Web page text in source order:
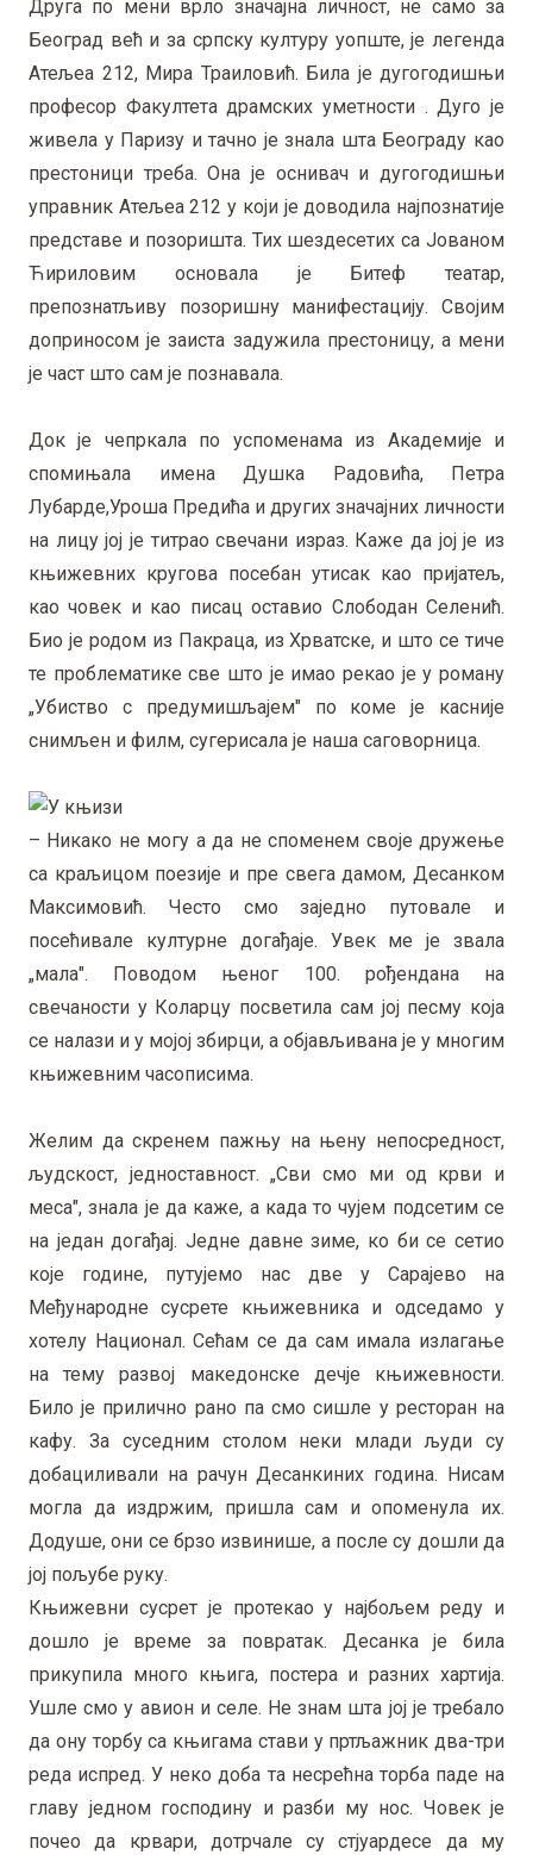
Друга по мени врло значајна личност, не само за
Београд већ и за српску културу уопште, је легенда
Атељеа 212, Мира Траиловић. Била је дугогодишњи
професор Факултета драмских уметности . Дуго је
живела у Паризу и тачно је знала шта Београду као
престоници треба. Она је оснивач и дугогодишњи
управник Атељеа 212 у који је доводила најпознатије
представе и позоришта. Тих шездесетих са Јованом
Ћириловим основала је Битеф театар,
препознатљиву позоришну манифестацију. Својим
доприносом је заиста задужила престоницу, а мени
је част што сам је познавала.
Док је чепркала по успоменама из Академије и
спомињала имена Душка Радовића, Петра
Лубарде,Уроша Предића и других значајних личности
на лицу јој је титрао свечани израз. Каже да јој је из
књижевних кругова посебан утисак као пријатељ,
као човек и као писац оставио Слободан Селенић.
Био је родом из Пакраца, из Хрватске, и што се тиче
те проблематике све што је имао рекао је у роману
„Убиство с предумишљајем" по коме је касније
снимљен и филм, сугерисала је наша саговорница.
– Никако не могу а да не споменем своје дружење
са краљицом поезије и пре свега дамом, Десанком
Максимовић. Често смо заједно путовале и
посећивале културне догађаје. Увек ме је звала
„мала". Поводом њеног 100. рођендана на
свечаности у Коларцу посветила сам јој песму која
се налази и у мојој збирци, а објављивана је у многим
књижевним часописима.
Желим да скренем пажњу на њену непосредност,
људскост, једноставност. „Сви смо ми од крви и
меса", знала је да каже, а када то чујем подсетим се
на један догађај. Једне давне зиме, ко би се сетио
које године, путујемо нас две у Сарајево на
Међународне сусрете књижевника и одседамо у
хотелу Национал. Сећам се да сам имала излагање
на тему развој македонске дечје књижевности.
Било је прилично рано па смо сишле у ресторан на
кафу. За суседним столом неки млади људи су
добациливали на рачун Десанкиних година. Нисам
могла да издржим, пришла сам и опоменула их.
Додуше, они се брзо извинише, а после су дошли да
јој пољубе руку.
Књижевни сусрет је протекао у најбољем реду и
дошло је време за повратак. Десанка је била
прикупила много књига, постера и разних хартија.
Ушле смо у авион и селе. Не знам шта јој је требало
да ону торбу са књигама стави у пртљажник два-три
реда испред. У неко доба та несрећна торба паде на
главу једном господину и разби му нос. Човек је
почео да крвари, дотрчале су стјуардесе да му